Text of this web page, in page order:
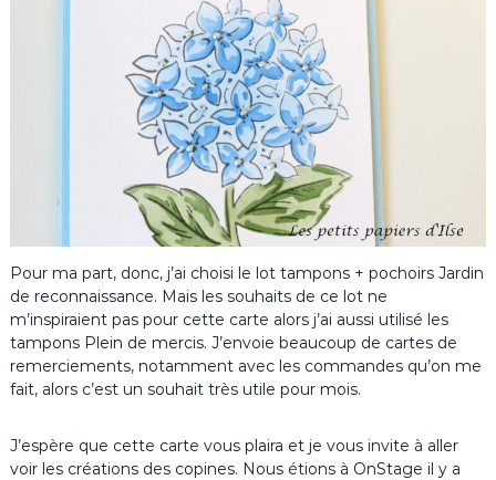
Pour ma part, donc, j’ai choisi le lot tampons + pochoirs Jardin
de reconnaissance. Mais les souhaits de ce lot ne
m’inspiraient pas pour cette carte alors j’ai aussi utilisé les
tampons Plein de mercis. J’envoie beaucoup de cartes de
remerciements, notamment avec les commandes qu’on me
fait, alors c’est un souhait très utile pour mois.
J’espère que cette carte vous plaira et je vous invite à aller
voir les créations des copines. Nous étions à OnStage il y a